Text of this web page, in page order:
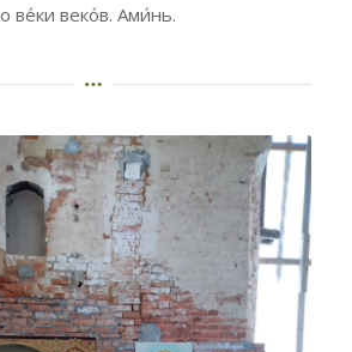
ве́ки веко́в. Ами́нь.